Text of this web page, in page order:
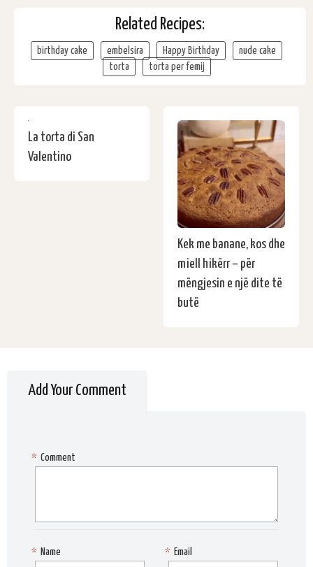
Related Recipes:
birthday cake embelsira Happy Birthday
nude cake
torta
torta per femij
La torta di San
Valentino
Kek me banane, kos dhe
miell hikërr – për
mëngjesin e një dite të
butë
Add Your Comment
Comment
*
Name
* Email
*